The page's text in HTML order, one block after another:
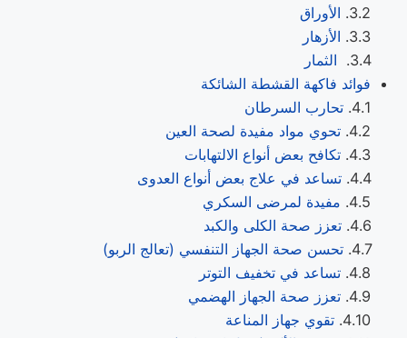
الأوراق
الأزهار
الثمار
فوائد فاكهة القشطة الشائكة
تحارب السرطان
تحوي مواد مفيدة لصحة العين
تكافح بعض أنواع الالتهابات
تساعد في علاج بعض أنواع العدوى
مفيدة لمرضى السكري
تعزز صحة الكلى والكبد
تحسن صحة الجهاز التنفسي (تعالج الربو)
تساعد في تخفيف التوتر
تعزز صحة الجهاز الهضمي
تقوي جهاز المناعة